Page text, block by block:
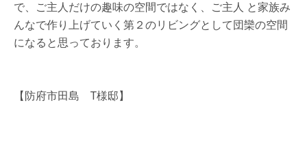
で、ご主人だけの趣味の空間ではなく、ご主人 と家族み
んなで作り上げていく第２のリビングとして団欒の空間
になると思っております。
【防府市田島 T様邸】